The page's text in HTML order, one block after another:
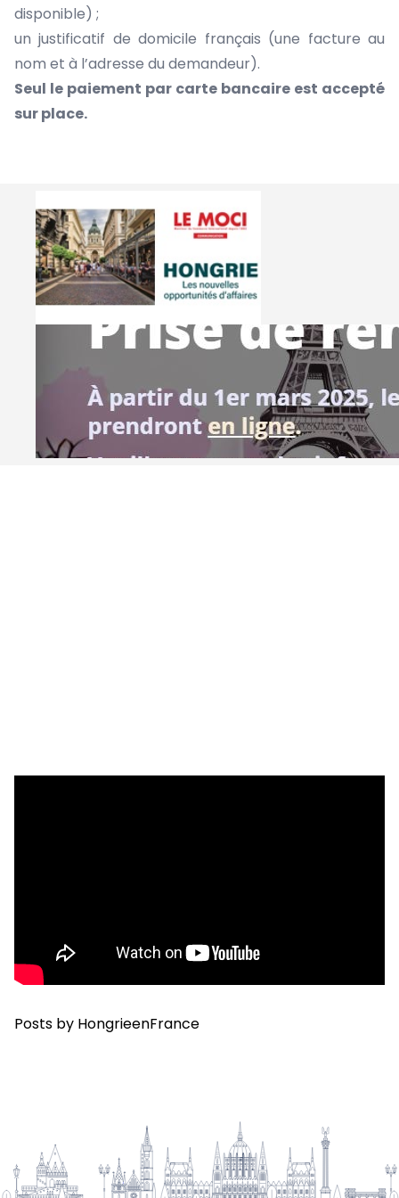
disponible) ;
un justificatif de domicile français (une facture au
nom et à l’adresse du demandeur).
Seul le paiement par carte bancaire est accepté
sur place.
Posts by HongrieenFrance